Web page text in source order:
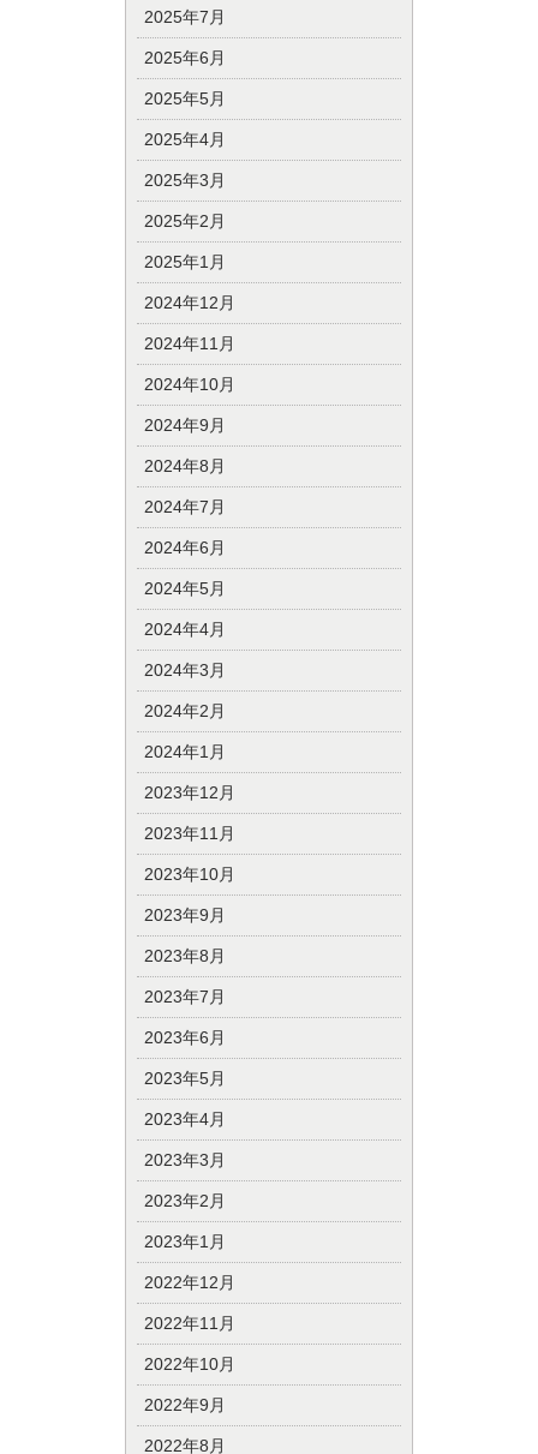
2025年7月
2025年6月
2025年5月
2025年4月
2025年3月
2025年2月
2025年1月
2024年12月
2024年11月
2024年10月
2024年9月
2024年8月
2024年7月
2024年6月
2024年5月
2024年4月
2024年3月
2024年2月
2024年1月
2023年12月
2023年11月
2023年10月
2023年9月
2023年8月
2023年7月
2023年6月
2023年5月
2023年4月
2023年3月
2023年2月
2023年1月
2022年12月
2022年11月
2022年10月
2022年9月
2022年8月